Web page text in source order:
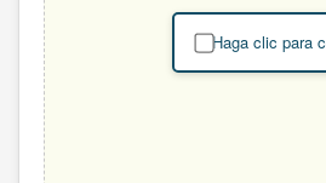
Haga clic para